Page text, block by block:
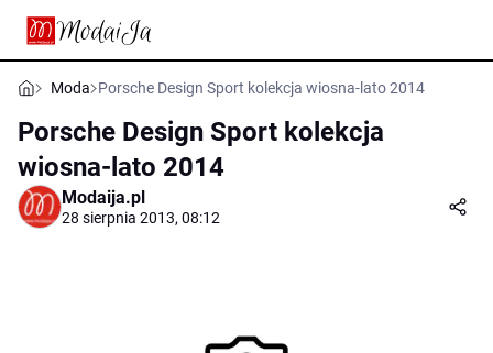
Moda Porsche Design Sport kolekcja wiosna-lato 2014
Porsche Design Sport kolekcja
wiosna-lato 2014
Modaija.pl
28 sierpnia 2013, 08:12